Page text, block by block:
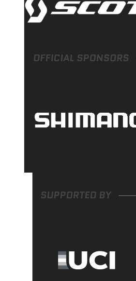
OFFICIAL SPONSORS
SUPPORTED BY